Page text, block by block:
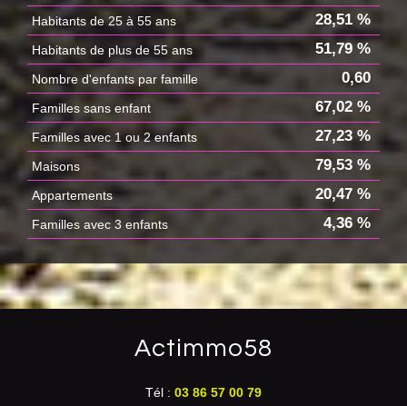
Habitants de 25 à 55 ans 28,51 %
Habitants de plus de 55 ans 51,79 %
Nombre d'enfants par famille 0,60
Familles sans enfant 67,02 %
Familles avec 1 ou 2 enfants 27,23 %
Maisons 79,53 %
Appartements 20,47 %
Familles avec 3 enfants 4,36 %
actimmo58
Tél : 03 86 57 00 79